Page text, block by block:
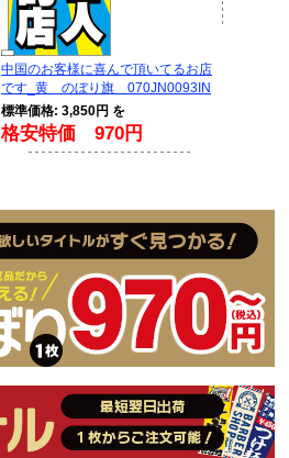
中国のお客様に喜んで頂いてるお店
です_黄 のぼり旗 070JN0093IN
標準価格: 3,850円 を
格安特価 970円